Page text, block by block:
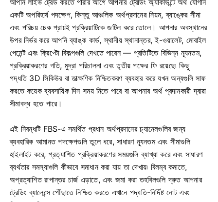
আপনি লাইভ ট্রেড করতে পারার আগে আপনার ট্রেডিং অ্যাকাউন্টে অর্থ যোগান
একটি অপরিহার্য পদক্ষেপ, কিন্তু আঞ্চলিক অর্থপ্রদানের নিয়ম, ব্যাঙ্কের সীমা
এবং পরিচয় চেক প্রায়ই প্রক্রিয়াটিকে জটিল করে তোলে। আপনার অবস্থানের
উপর নির্ভর করে আপনি ব্যাঙ্ক কার্ড, স্থানীয় স্থানান্তর, ই-ওয়ালেট, মোবাইল
পেমেন্ট এবং ক্রিপ্টো বিকল্পগুলি দেখতে পারেন — প্রতিটিতে বিভিন্ন ন্যূনতম,
প্রক্রিয়াকরণের গতি, মুদ্রা পরিচালনা এবং তৃতীয় পক্ষের ফি রয়েছে৷ কিছু
পদ্ধতি 3D সিকিউর বা তাত্ক্ষণিক নিশ্চিতকরণ ব্যবহার করে যখন অন্যগুলি সাফ
করতে কয়েক ব্যবসায়িক দিন সময় নিতে পারে বা আপনার অর্থ প্রদানকারী দ্বারা
সীমাবদ্ধ হতে পারে।
এই নিবন্ধটি FBS-এ সমর্থিত প্রধান অর্থপ্রদানের চ্যানেলগুলির জন্য
ব্যবহারিক আমানত পদক্ষেপগুলি তুলে ধরে, সাধারণ ন্যূনতম এবং সীমাগুলি
হাইলাইট করে, প্রত্যাশিত প্রক্রিয়াকরণের সময়গুলি ব্যাখ্যা করে এবং সাধারণ
ব্যর্থতার সমস্যাগুলি কীভাবে সমাধান করা যায় তা দেখায়৷ বিলম্ব কমাতে,
অপ্রত্যাশিত রূপান্তর চার্জ এড়াতে, এবং জমা করা তহবিলগুলি দ্রুত আপনার
ট্রেডিং ব্যালেন্সে পৌঁছাতে নিশ্চিত করতে এখানে পদ্ধতি-নির্দিষ্ট নোট এবং